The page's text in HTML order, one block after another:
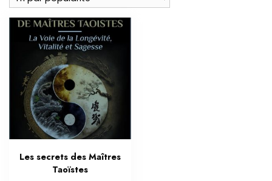
Les secrets des Maîtres
Taoïstes